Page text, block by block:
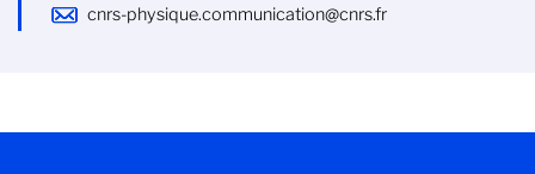
cnrs-physique.communication@cnrs.fr